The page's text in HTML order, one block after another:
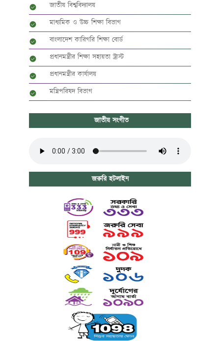
জাতীয় বিশ্ববিদ্যালয়
মাধ্যমিক ও উচ্চ শিক্ষা বিভাগ
বাংলাদেশ কারিগরি শিক্ষা বোর্ড
প্রধানমন্ত্রীর শিক্ষা সহায়তা ট্রাস্ট
প্রধানমন্ত্রীর কার্যালয়
মন্ত্রিপরিষদ বিভাগ
জাতীয় সংগীত
জরুরি হটলাইন